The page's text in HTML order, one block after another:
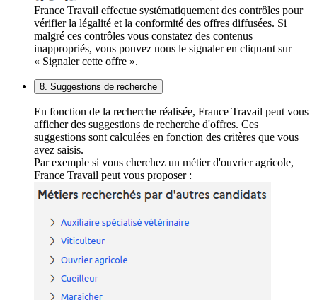
France Travail effectue systématiquement des contrôles pour
vérifier la légalité et la conformité des offres diffusées. Si
malgré ces contrôles vous constatez des contenus
inappropriés, vous pouvez nous le signaler en cliquant sur
« Signaler cette offre ».
8. Suggestions de recherche
En fonction de la recherche réalisée, France Travail peut vous
afficher des suggestions de recherche d'offres. Ces
suggestions sont calculées en fonction des critères que vous
avez saisis.
Par exemple si vous cherchez un métier d'ouvrier agricole,
France Travail peut vous proposer :